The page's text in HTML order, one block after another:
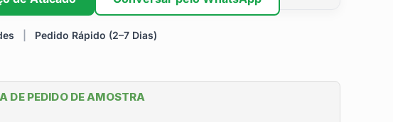
Pedido Rápido (2–7 Dias)
DE PEDIDO DE AMOSTRA